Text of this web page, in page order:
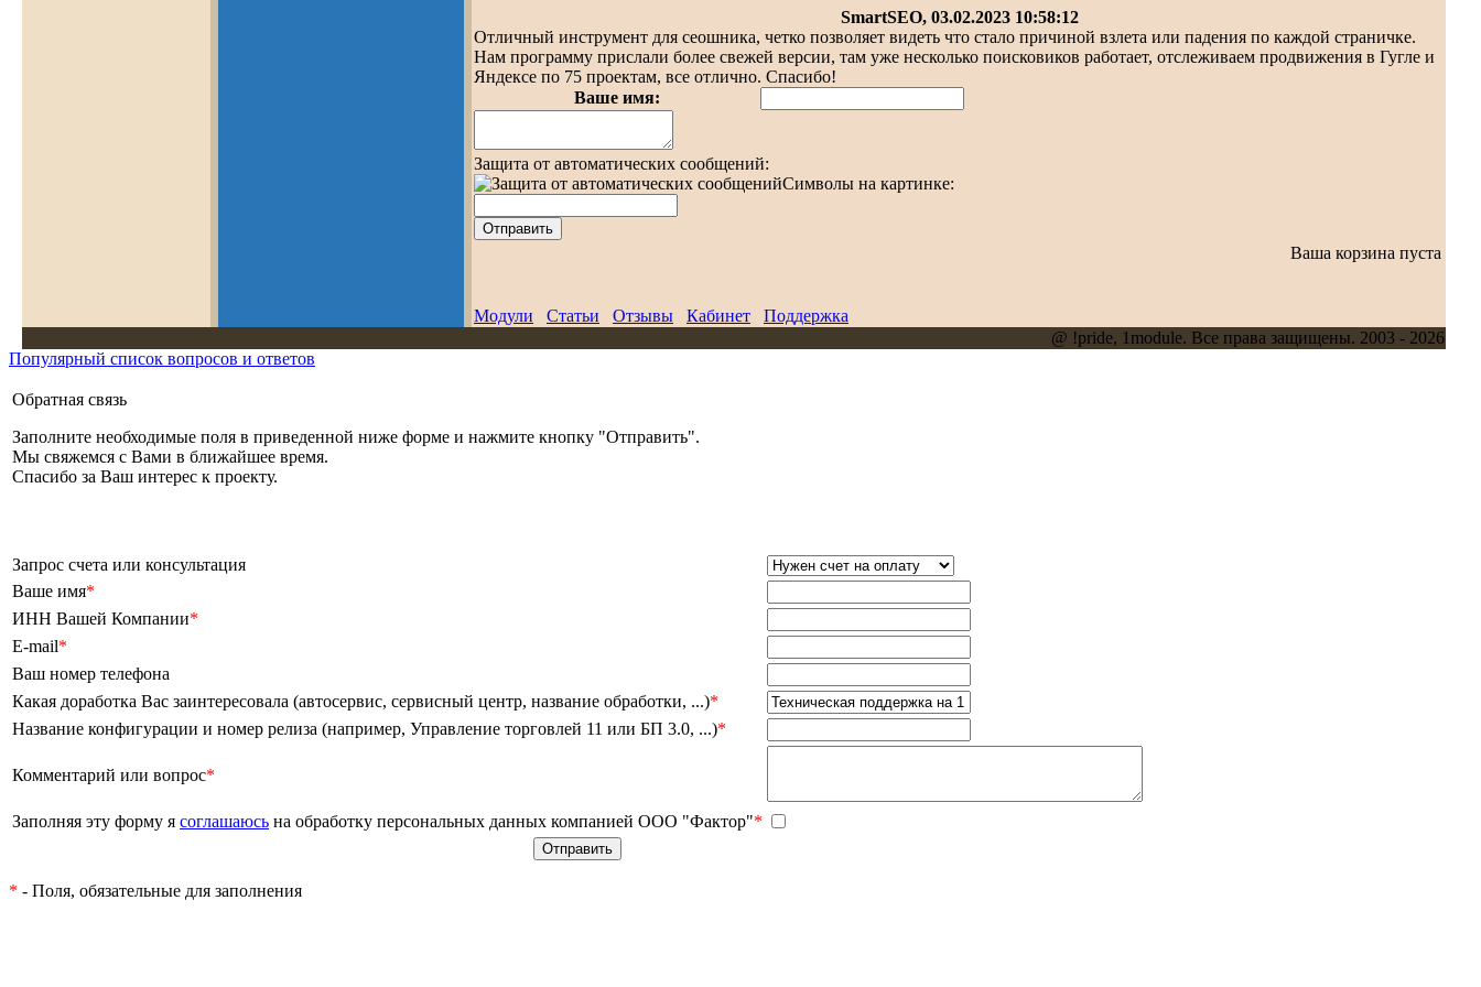
SmartSEO, 03.02.2023 10:58:12
Отличный инструмент для сеошника, четко позволяет видеть что стало причиной взлета или падения по каждой страничке.
Нам программу прислали более свежей версии, там уже несколько поисковиков работает, отслеживаем продвижения в Гугле и
Яндексе по 75 проектам, все отлично. Спасибо!
Ваше имя:
Защита от автоматических сообщений:
Символы на картинке:
Ваша корзина пуста
Модули Статьи Отзывы Кабинет
Поддержка
@ !pride, 1module. Все права защищены. 2003 - 2026
Популярный список вопросов и ответов
Обратная связь
Заполните необходимые поля в приведенной ниже форме и нажмите кнопку "Отправить".
Мы свяжемся с Вами в ближайшее время.
Спасибо за Ваш интерес к проекту.
Запрос счета или консультация
Ваше имя*
ИНН Вашей Компании*
E-mail*
Ваш номер телефона
Какая доработка Вас заинтересовала (автосервис, сервисный центр, название обработки, ...)*
Название конфигурации и номер релиза (например, Управление торговлей 11 или БП 3.0, ...)*
Комментарий или вопрос*
Заполняя эту форму я соглашаюсь на обработку персональных данных компанией ООО "Фактор"*
* - Поля, обязательные для заполнения